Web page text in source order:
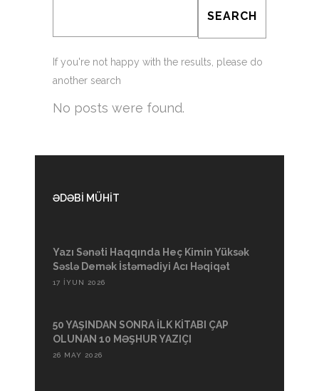
If you're not happy with the results, please do
another search
No posts were found.
ƏDƏBİ MÜHİT
Yazı Sənəti Haqqında Heç Kimin Yüksək
Səslə Demək İstəmədiyi Acı Həqiqət
17 İYUN 2026
50 YAŞINDAN SONRA İLK KİTABI ÇAP
OLUNAN 10 MƏŞHUR YAZIÇI
26 MAY 2026